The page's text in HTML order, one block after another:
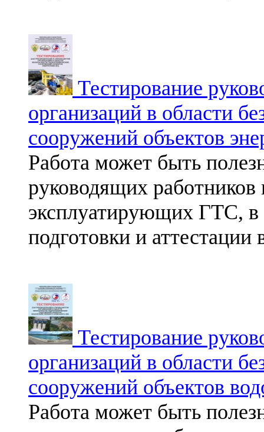
Тестирование
организаций в области
сооружений объектов
Работа может быть
руководящих работников
эксплуатирующих ГТС, в
подготовки и аттестации
Тестирование
организаций в области
сооружений объектов
Работа может быть